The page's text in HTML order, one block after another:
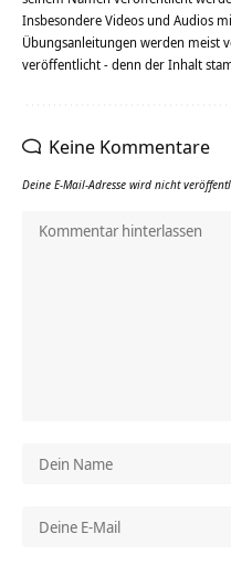
Insbesondere Videos und Audios
Übungsanleitungen werden meist
veröffentlicht - denn der Inhalt
Keine Kommentare
Deine E-Mail-Adresse wird nicht